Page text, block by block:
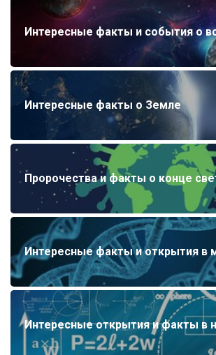
Интересные факты и события о
Интересные факты о Земле
Пророчества и факты о конце
Интересные факты и открытия в
Интересные открытия и факты в